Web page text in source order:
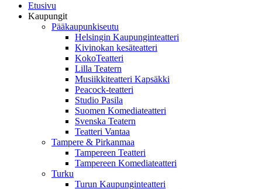
Etusivu
Kaupungit
Pääkaupunkiseutu
Helsingin Kaupunginteatteri
Kivinokan kesäteatteri
KokoTeatteri
Lilla Teatern
Musiikkiteatteri Kapsäkki
Peacock-teatteri
Studio Pasila
Suomen Komediateatteri
Svenska Teatern
Teatteri Vantaa
Tampere & Pirkanmaa
Tampereen Teatteri
Tampereen Komediateatteri
Turku
Turun Kaupunginteatteri